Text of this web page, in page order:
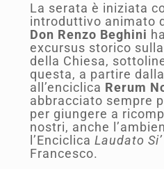
La serata è iniziata
introduttivo animato
Don Renzo Beghini
excursus storico
della Chiesa,
questa, a partire
all’enciclica Rerum
abbracciato sempre
per giungere a
nostri, anche
l’Enciclica Laudato Si’
Francesco.